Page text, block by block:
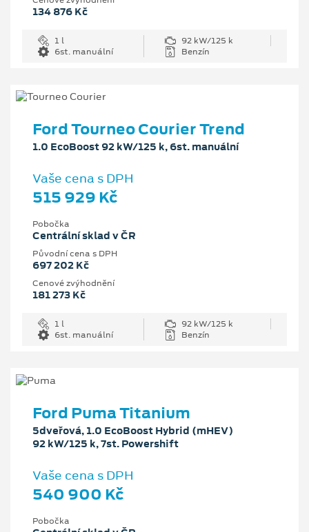
134 876 Kč
1 l
92 kW/125 k
6st. manuální
Benzín
Ford Tourneo Courier Trend
1.0 EcoBoost 92 kW/125 k, 6st. manuální
Vaše cena s DPH
515 929 Kč
Pobočka
Centrální sklad v ČR
Původní cena s DPH
697 202 Kč
Cenové zvýhodnění
181 273 Kč
1 l
92 kW/125 k
6st. manuální
Benzín
Ford Puma Titanium
5dveřová, 1.0 EcoBoost Hybrid (mHEV)
92 kW/125 k, 7st. Powershift
Vaše cena s DPH
540 900 Kč
Pobočka